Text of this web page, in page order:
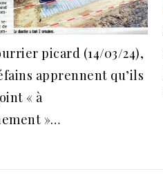
picard (14/03/24),
apprennent qu’ils
« à
»…